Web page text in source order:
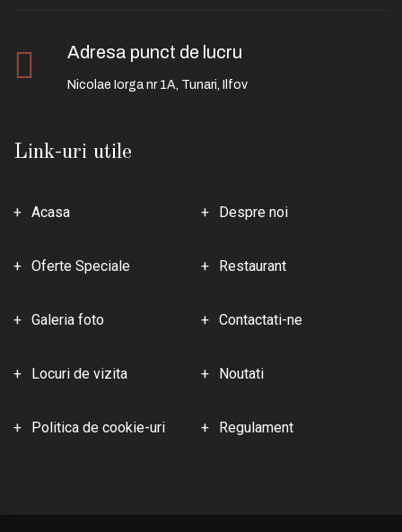
Link-uri utile
Acasa Despre noi
Oferte Speciale Restaurant
Galeria foto Contactati-ne
Locuri de vizita Noutati
Politica de cookie-uri Regulament
Adresa punct de lucru
Nicolae Iorga nr 1A, Tunari, Ilfov